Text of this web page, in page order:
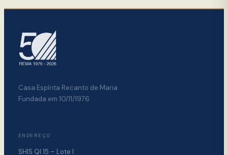
encontramos novas
Casa Espírita Recanto de Maria
Fundada em 10/11/1976
ENDEREÇO
SHIS QI 15 – Lote I